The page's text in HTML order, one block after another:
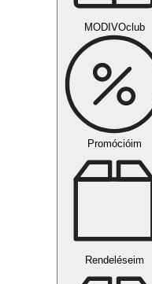
MODIVOclub
Promócióim
Rendeléseim